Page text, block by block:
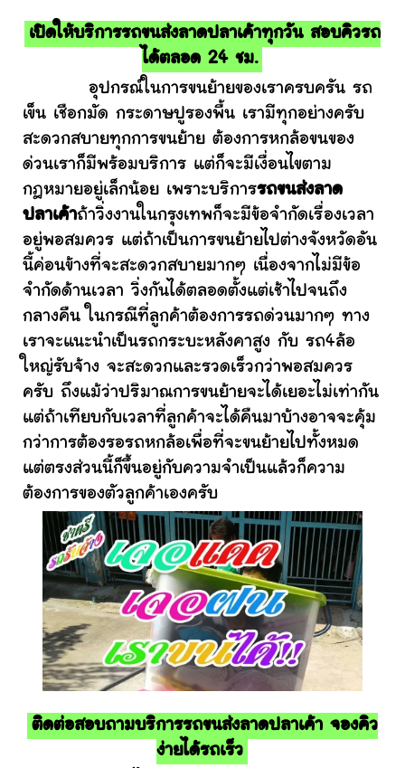
เปิดให้บริการรถขนส่งลาดปลาเค้าทุกวัน สอบคิวรถ
ได้ตลอด 24 ชม.
อุปกรณ์ในการขนย้ายของเราครบครัน รถ
เข็น เชือกมัด กระดาษปูรองพื้น เรามีทุกอย่างครับ
สะดวกสบายทุกการขนย้าย ต้องการหกล้อขนของ
ด่วนเราก็มีพร้อมบริการ แต่ก็จะมีเงื่อนไขตาม
กฎหมายอยู่เล็กน้อย เพราะบริการรถขนส่งลาด
ปลาเค้าถ้าวิ่งงานในกรุงเทพก็จะมีข้อจำกัดเรื่องเวลา
อยู่พอสมควร แต่ถ้าเป็นการขนย้ายไปต่างจังหวัดอัน
นี้ค่อนข้างที่จะสะดวกสบายมากๆ เนื่องจากไม่มีข้อ
จำกัดด้านเวลา วิ่งกันได้ตลอดตั้งแต่เช้าไปจนถึง
กลางคืน ในกรณีที่ลูกค้าต้องการรถด่วนมากๆ ทาง
เราจะแนะนำเป็นรถกระบะหลังคาสูง กับ รถ4ล้อ
ใหญ่รับจ้าง จะสะดวกและรวดเร็วกว่าพอสมควร
ครับ ถึงแม้ว่าปริมาณการขนย้ายจะได้เยอะไม่เท่ากัน
แต่ถ้าเทียบกับเวลาที่ลูกค้าจะได้คืนมาบ้างอาจจะคุ้ม
กว่าการต้องรอรถหกล้อเพื่อที่จะขนย้ายไปทั้งหมด
แต่ตรงส่วนนี้ก็ขึ้นอยู่กับความจำเป็นแล้วก็ความ
ต้องการของตัวลูกค้าเองครับ
ติดต่อสอบถามบริการรถขนส่งลาดปลาเค้า จองคิว
ง่ายได้รถเร็ว